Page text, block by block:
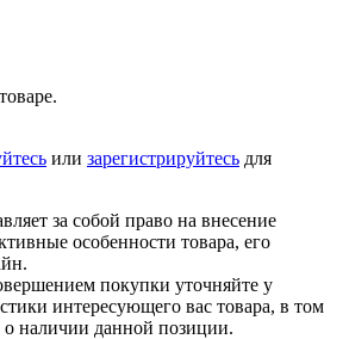
или зарегистрируйтесь для
за собой право на внесение
особенности товара, его
покупки уточняйте у
интересующего вас товара, в том
наличии данной позиции.